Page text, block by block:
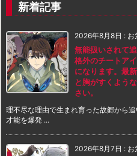
新着記事
2026年8月8日 : お
無能扱いされて
格外のチートア
になります。最
と胸がすくよう
さい。
理不尽な理由で生まれ育った故郷から
才能を爆発 ...
2026年8月7日 : お